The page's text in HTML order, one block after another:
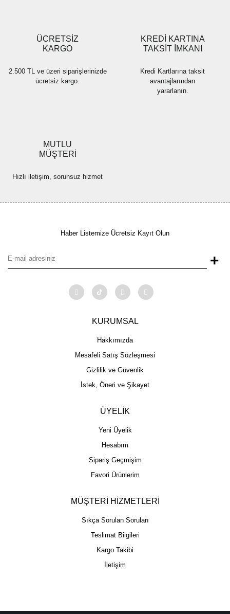
ÜCRETSİZ
KARGO
2.500 TL ve üzeri siparişlerinizde
ücretsiz kargo.
KREDİ KARTINA
TAKSİT İMKANI
Kredi Kartlarına taksit
avantajlarından
yararlanın.
MUTLU
MÜŞTERİ
Hızlı iletişim, sorunsuz hizmet
Haber Listemize Ücretsiz Kayıt Olun
+
KURUMSAL
Hakkımızda
Mesafeli Satış Sözleşmesi
Gizlilik ve Güvenlik
İstek, Öneri ve Şikayet
ÜYELİK
Yeni Üyelik
Hesabım
Sipariş Geçmişim
Favori Ürünlerim
MÜŞTERİ HİZMETLERİ
Sıkça Sorulan Soruları
Teslimat Bilgileri
Kargo Takibi
İletişim